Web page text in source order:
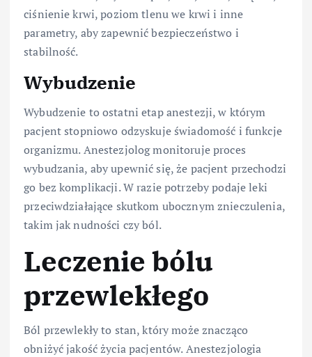
ciśnienie krwi, poziom tlenu we krwi i inne
parametry, aby zapewnić bezpieczeństwo i
stabilność.
Wybudzenie
Wybudzenie to ostatni etap anestezji, w którym
pacjent stopniowo odzyskuje świadomość i funkcje
organizmu. Anestezjolog monitoruje proces
wybudzania, aby upewnić się, że pacjent przechodzi
go bez komplikacji. W razie potrzeby podaje leki
przeciwdziałające skutkom ubocznym znieczulenia,
takim jak nudności czy ból.
Leczenie bólu
przewlekłego
Ból przewlekły to stan, który może znacząco
obniżyć jakość życia pacjentów. Anestezjologia